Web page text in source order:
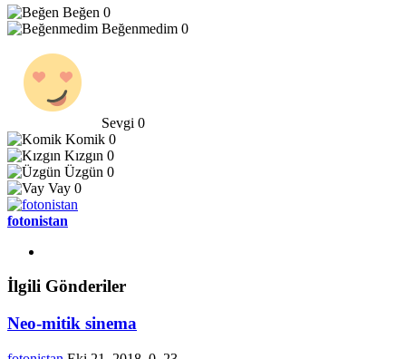
Beğen 0
Beğenmedim 0
Sevgi 0
Komik 0
Kızgın 0
Üzgün 0
Vay 0
fotonistan
İlgili Gönderiler
Neo-mitik sinema